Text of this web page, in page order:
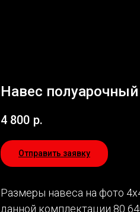
Навес
4 800 р.
Отправить заявку
Размеры навеса на фото
данной комплектации 80